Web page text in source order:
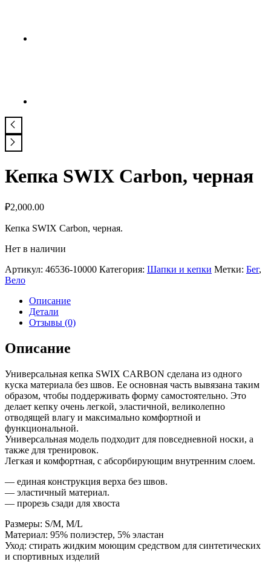
Кепка SWIX Carbon, черная
₽2,000.00
Кепка SWIX Carbon, черная.
Нет в наличии
Артикул: 46536-10000 Категория: Шапки и кепки Метки: Бег,
Вело
Описание
Детали
Отзывы (0)
Описание
Универсальная кепка SWIX CARBON сделана из одного
куска материала без швов. Ее основная часть вывязана таким
образом, чтобы поддерживать форму самостоятельно. Это
делает кепку очень легкой, эластичной, великолепно
отводящей влагу и максимально комфортной и
функциональной.
Универсальная модель подходит для повседневной носки, а
также для тренировок.
Легкая и комфортная, с абсорбирующим внутренним слоем.
— единая конструкция верха без швов.
— эластичный материал.
— прорезь сзади для хвоста
Размеры: S/M, M/L
Материал: 95% полиэстер, 5% эластан
Уход: стирать жидким моющим средством для синтетических
и спортивных изделий